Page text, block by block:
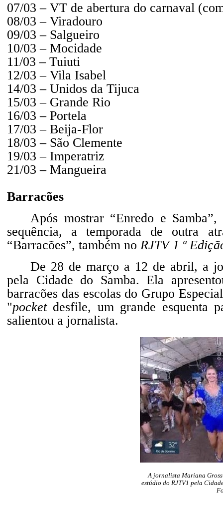
07/03 – VT de abertura do carnaval
08/03 – Viradouro
09/03 – Salgueiro
10/03 – Mocidade
11/03 – Tuiuti
12/03 – Vila Isabel
14/03 – Unidos da Tijuca
15/03 – Grande Rio
16/03 – Portela
17/03 – Beija-Flor
18/03 – São Clemente
19/03 – Imperatriz
21/03 – Mangueira
Barracões
Após mostrar “Enredo e
sequência, a temporada de outra
“Barracões”, também no RJTV 1 ª
De 28 de março a 12 de abril, a
pela Cidade do Samba. Ela
barracões das escolas do Grupo
"pocket desfile, um grande esquenta
salientou a jornalista.
A jornalista Mariana
estúdio do RJTV1 pela